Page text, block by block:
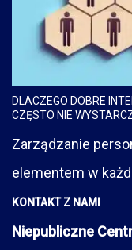
DLACZEGO DOBRE
CZĘSTO NIE
Zarządzanie
elementem w
KONTAKT Z NAMI
Niepubliczne